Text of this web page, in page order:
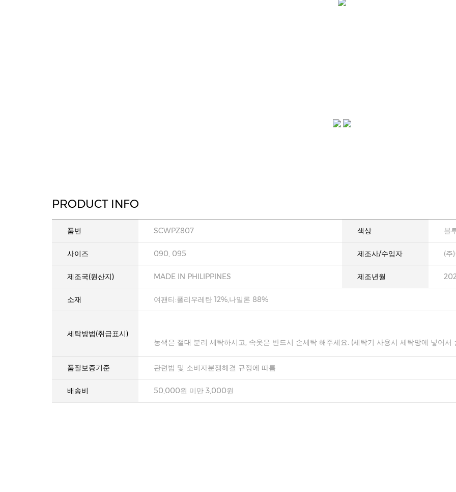
PRODUCT INFO
품번 SCWPZ807 색상 블
사이즈 090, 095 제조사/수입자 (주
제조국(원산지) MADE IN PHILIPPINES 제조년월
소재 여팬티:폴리우레탄 12%,나일론 88%
세탁방법(취급표시)
농색은 절대 분리 세탁하시고, 속옷은 반드시 손세탁 해주세요. (세탁기 사용시 세탁망에 넣어서
품질보증기준 관련법 및 소비자분쟁해결 규정에 따름
배송비 50,000원 미만 3,000원